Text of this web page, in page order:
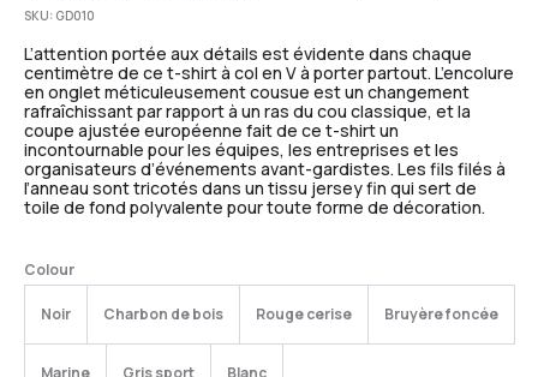
SKU: GD010
L’attention portée aux détails est évidente dans chaque
centimètre de ce t-shirt à col en V à porter partout. L’encolure
en onglet méticuleusement cousue est un changement
rafraîchissant par rapport à un ras du cou classique, et la
coupe ajustée européenne fait de ce t-shirt un
incontournable pour les équipes, les entreprises et les
organisateurs d’événements avant-gardistes. Les fils filés à
l’anneau sont tricotés dans un tissu jersey fin qui sert de
toile de fond polyvalente pour toute forme de décoration.
Colour
Noir Charbon de bois Rouge cerise Bruyère foncée
Marine Gris sport Blanc